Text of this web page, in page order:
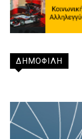
ΔΗΜΟΦΙΛΗ